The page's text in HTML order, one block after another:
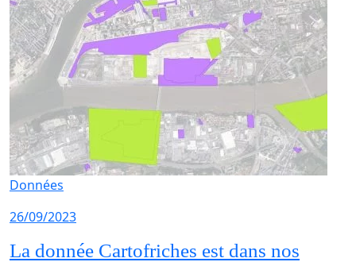
Données
26/09/2023
La donnée Cartofriches est dans nos